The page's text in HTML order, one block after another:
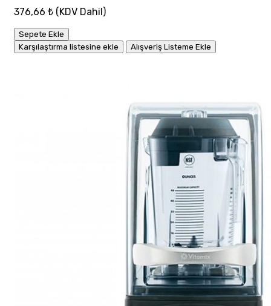
376,66 ₺ (KDV Dahil)
Sepete Ekle
Karşılaştırma listesine ekle
Alışveriş Listeme Ekle